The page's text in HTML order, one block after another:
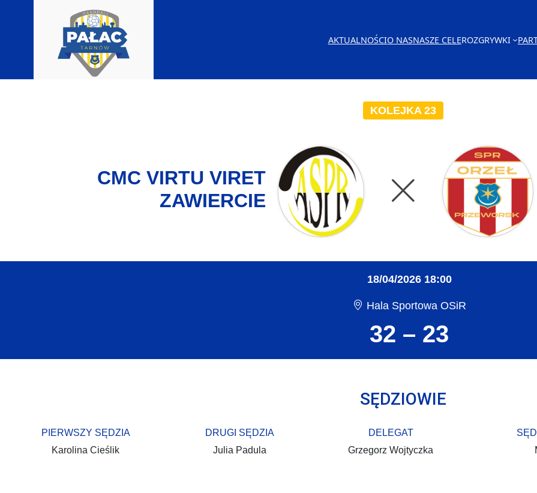
AKTUALNOŚCIO NASNASZE CELEROZGRYWKI
KOLEJKA 23
CMC VIRTU VIRET
ZAWIERCIE
18/04/2026 18:00
Hala Sportowa OSiR
32 – 23
SĘDZIOWIE
PIERWSZY SĘDZIA
Karolina Cieślik
DRUGI SĘDZIA
Julia Padula
DELEGAT
Grzegorz Wojtyczka